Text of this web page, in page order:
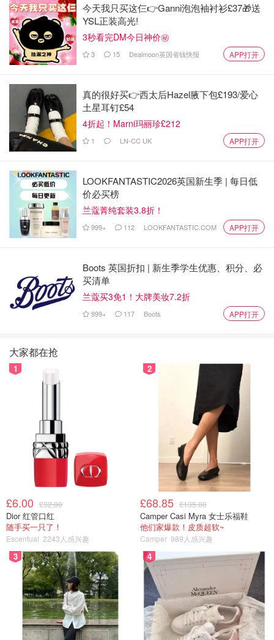
今天我只买这仨👉Ganni泡泡袖衬衫£37🎁送
YSL正装高光!
3秒看完DM今日神价㊙️
3 15 Dealmoon英国省钱快报 APP打开
真的很好买👉西太后Hazel腋下包£193/爱心
土星耳钉£54
4折起！Marni玛丽珍£212
1 LN-CC UK APP打开
LOOKFANTASTIC2026英国新生季 | 每日低
价必买榜
兰蔻菁纯套装3.8折！
999+ 112 LOOKFANTASTIC.COM APP打开
Boots 英国折扣 | 新生季学生优惠、积分、必
买清单
兰蔻买3免1！大牌美妆7.2折
999+ 117 Boots APP打开
大家都在抢
1
£6.00 £32.00
Dior 红管口红
随手买一只了！
Escentual 2243人感兴趣
2
£68.85 £135.00
Camper Casi Myra 女士乐福鞋
他们家爆款！皮质超软~
Camper 989人感兴趣
3 4